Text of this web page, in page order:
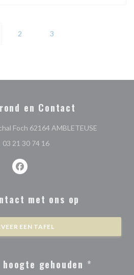
2 3
en Contact
Foch 62164 AMBLETEUSE((opent in
03 21 30 74 16
Facebook ((opent in een nieuw
met ons op
EEN TAFEL
gehouden *